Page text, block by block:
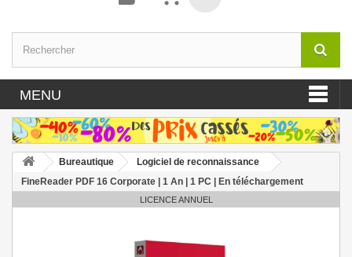
MENU
Bureautique
Logiciel de reconnaissance
FineReader PDF 16 Corporate | 1 An | 1 PC | En téléchargement
LICENCE ANNUEL